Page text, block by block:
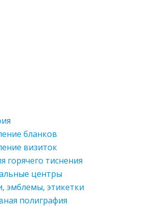
бланков
визиток
горячего тиснения
центры
эмблемы, этикетки
полиграфия